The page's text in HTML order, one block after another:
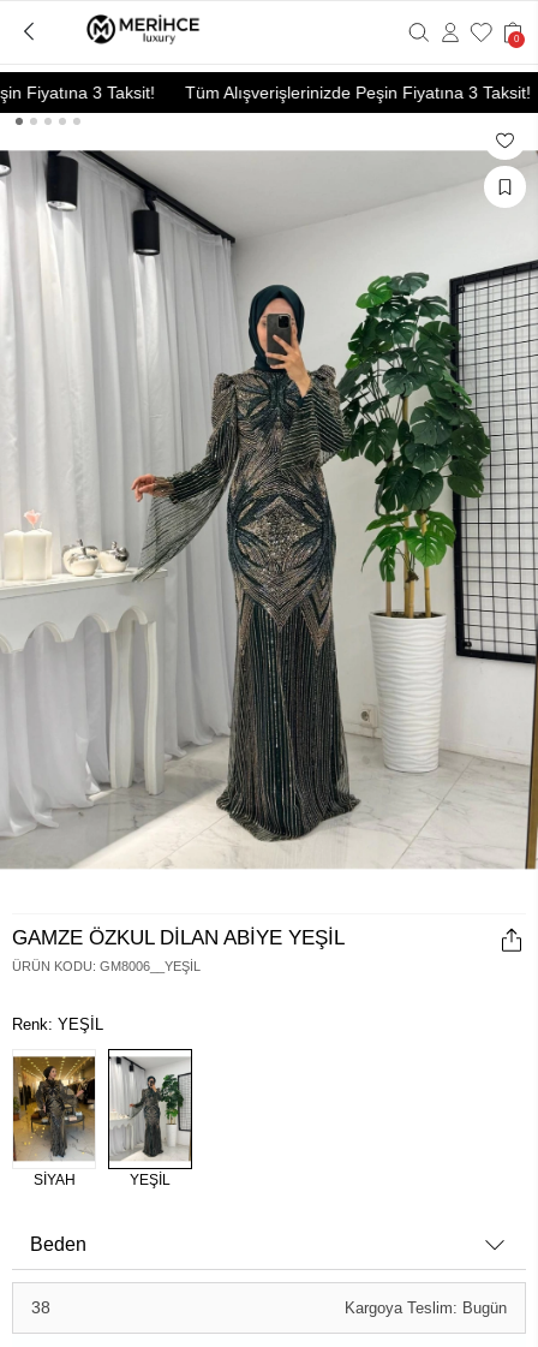
Fiyatına 3 Taksit! Tüm Alışverişlerinizde Peşin Fiyatına 3 Taksit!
0
GAMZE ÖZKUL DİLAN ABİYE YEŞİL
ÜRÜN KODU: GM8006__YEŞİL
Renk: YEŞİL
SİYAH YEŞİL
Beden
38 Kargoya Teslim: Bugün